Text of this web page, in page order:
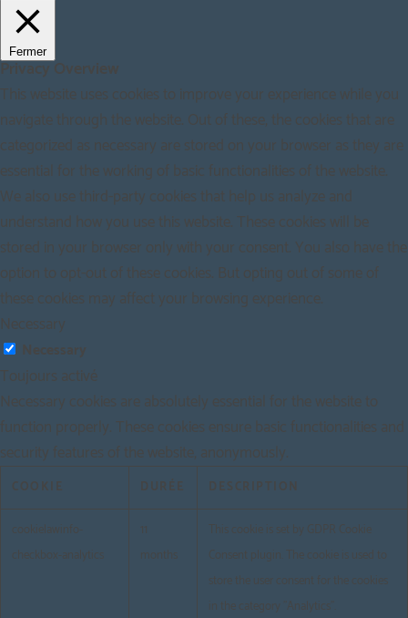
Fermer
Privacy Overview
This website uses cookies to improve your experience while you
navigate through the website. Out of these, the cookies that are
categorized as necessary are stored on your browser as they are
essential for the working of basic functionalities of the website.
We also use third-party cookies that help us analyze and
understand how you use this website. These cookies will be
stored in your browser only with your consent. You also have the
option to opt-out of these cookies. But opting out of some of
these cookies may affect your browsing experience.
Necessary
Necessary
Toujours activé
Necessary cookies are absolutely essential for the website to
function properly. These cookies ensure basic functionalities and
security features of the website, anonymously.
COOKIE DURÉE DESCRIPTION
cookielawinfo-
checkbox-analytics
11
months
This cookie is set by GDPR Cookie
Consent plugin. The cookie is used to
store the user consent for the cookies
in the category "Analytics".